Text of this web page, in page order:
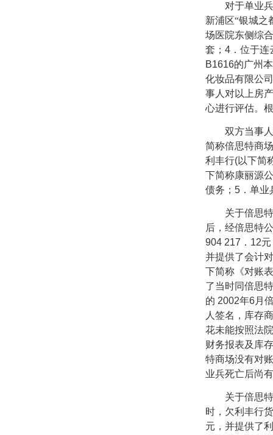
对于单业兵
新浦区“银城之
场医院东侧综
套； 4 ．位于
B1616的广州
化妆品有限公司
事人对以上房
心进行评估。
双方当事人
简称倍思特商场
利丰行(以下简
下简称康丽源
债务； 5 ．单
关于倍思特
后，经倍思特
904 217 ． 12
并提供了会计
下简称《对账
了当时同倍思
的 2002年6月
人签名，库存
花未能按照法
财务报表及库
特商场没有对
业兵死亡后尚
关于倍思特
时，欠利丰行
元，并提供了